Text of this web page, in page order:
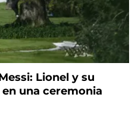
Lionel y su
una ceremonia